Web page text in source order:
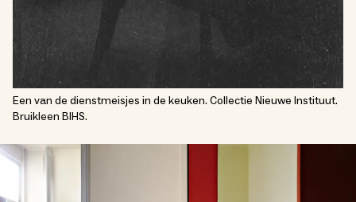
Een van de dienstmeisjes in de keuken. Collectie Nieuwe Instituut.
Bruikleen BIHS.